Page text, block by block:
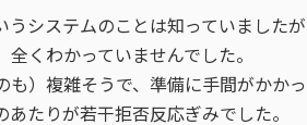
うシステムのことは知っていました
くわかっていませんでした。
も）複雑そうで、準備に手間がかか
たりが若干拒否反応ぎみでした。